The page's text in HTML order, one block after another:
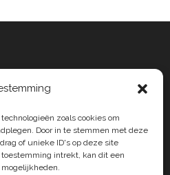
zoals cookies om
Door in te stemmen met deze
of unieke ID's op deze site
intrekt, kan dit een